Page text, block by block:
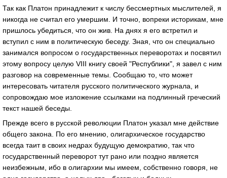
Так как Платон принадлежит к числу бессмертных мыслителей, я
никогда не считал его умершим. И точно, вопреки историкам, мне
пришлось убедиться, что он жив. На днях я его встретил и
вступил с ним в политическую беседу. Зная, что он специально
занимался вопросом о государственных переворотах и посвятил
этому вопросу целую VIII книгу своей "Республики", я завел с ним
разговор на современные темы. Сообщаю то, что может
интересовать читателя русского политического журнала, и
сопровождаю мое изложение ссылками на подлинный греческий
текст нашей беседы.
Прежде всего в русской революции Платон указал мне действие
общего закона. По его мнению, олигархическое государство
всегда таит в своих недрах будущую демократию, так что
государственный переворот тут рано или поздно является
неизбежным, ибо в олигархии мы имеем, собственно говоря, не